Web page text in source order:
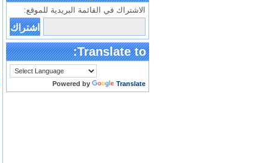
الاشتراك في القائمة البريدية للموقع:
Translate to:
Powered by Translate